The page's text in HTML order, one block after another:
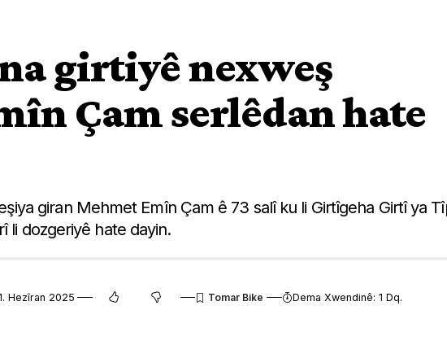
girtiyê nexweş
Çam serlêdan hate
giran Mehmet Emîn Çam ê 73 salî ku li Girtîgeha Girtî ya
li dozgeriyê hate dayin.
Hezîran 2025 Dema Xwendinê: 1 Dq.